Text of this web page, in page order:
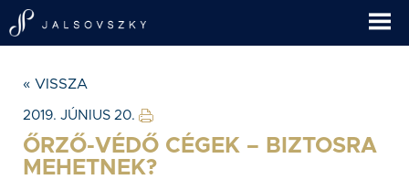
« VISSZA
2019. JÚNIUS 20.
ŐRZŐ-VÉDŐ CÉGEK – BIZTOSRA
MEHETNEK?